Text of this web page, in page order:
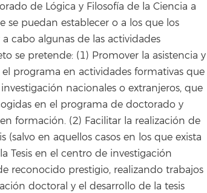
de Lógica y Filosofía de la Ciencia a
se puedan establecer o a los que los
cabo algunas de las actividades
se pretende: (1) Promover la asistencia y
programa en actividades formativas que
nacionales o extranjeros, que
en el programa de doctorado y
formación. (2) Facilitar la realización de
(salvo en aquellos casos en los que exista
Tesis en el centro de investigación
reconocido prestigio, realizando trabajos
doctoral y el desarrollo de la tesis